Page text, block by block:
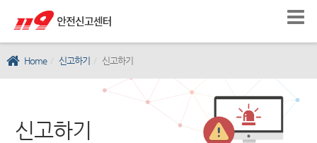
Home 신고하기 신고하기
신고하기